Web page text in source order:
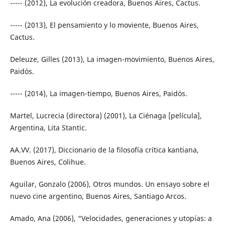
----- (2012), La evolución creadora, Buenos Aires, Cactus.
----- (2013), El pensamiento y lo moviente, Buenos Aires,
Cactus.
Deleuze, Gilles (2013), La imagen-movimiento, Buenos Aires,
Paidós.
----- (2014), La imagen-tiempo, Buenos Aires, Paidós.
Martel, Lucrecia (directora) (2001), La Ciénaga [película],
Argentina, Lita Stantic.
AA.VV. (2017), Diccionario de la filosofía crítica kantiana,
Buenos Aires, Colihue.
Aguilar, Gonzalo (2006), Otros mundos. Un ensayo sobre el
nuevo cine argentino, Buenos Aires, Santiago Arcos.
Amado, Ana (2006), “Velocidades, generaciones y utopías: a